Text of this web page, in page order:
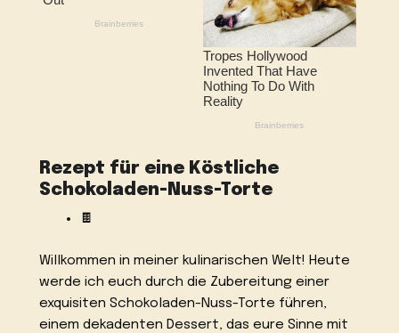
Rezept für eine Köstliche
Schokoladen-Nuss-Torte
🍫
Willkommen in meiner kulinarischen Welt! Heute
werde ich euch durch die Zubereitung einer
exquisiten Schokoladen-Nuss-Torte führen,
einem dekadenten Dessert, das eure Sinne mit